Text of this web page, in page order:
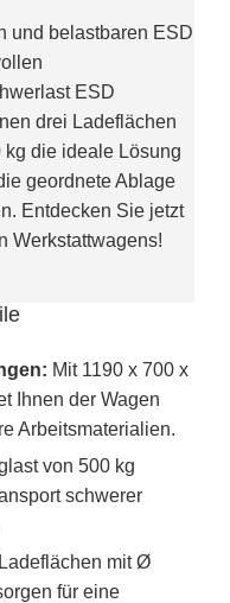
und belastbaren ESD
ESD
drei Ladeflächen
kg die ideale Lösung
geordnete Ablage
Entdecken Sie jetzt
Werkstattwagens!
Mit 1190 x 700 x
Ihnen der Wagen
Arbeitsmaterialien.
von 500 kg
schwerer
mit Ø
für eine